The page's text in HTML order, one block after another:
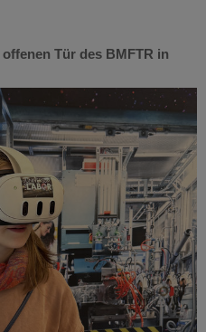
Tür des BMFTR in